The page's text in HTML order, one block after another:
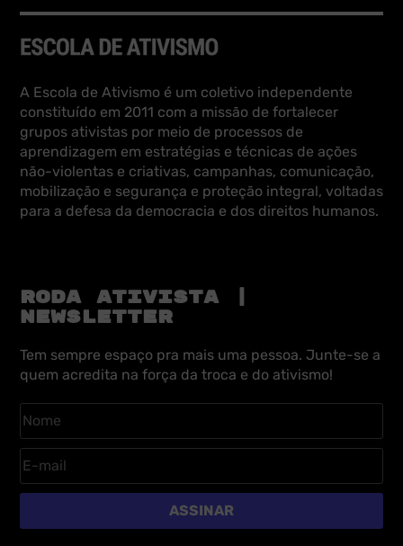
A Escola de Ativismo é um coletivo independente
constituído em 2011 com a missão de fortalecer
grupos ativistas por meio de processos de
aprendizagem em estratégias e técnicas de ações
não-violentas e criativas, campanhas, comunicação,
mobilização e segurança e proteção integral, voltadas
para a defesa da democracia e dos direitos humanos.
RODA ATIVISTA |
NEWSLETTER
Tem sempre espaço pra mais uma pessoa. Junte-se a
quem acredita na força da troca e do ativismo!
ASSINAR